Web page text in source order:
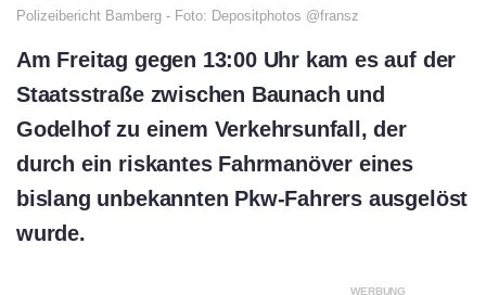
Polizeibericht Bamberg - Foto: Depositphotos @fransz
Am Freitag gegen 13:00 Uhr kam es auf der
Staatsstraße zwischen Baunach und
Godelhof zu einem Verkehrsunfall, der
durch ein riskantes Fahrmanöver eines
bislang unbekannten Pkw-Fahrers ausgelöst
wurde.
WERBUNG